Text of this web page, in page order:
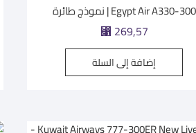
Egypt Air A330-300 | نموذج طائرة
⃁ 269,57
إضافة إلى السلة